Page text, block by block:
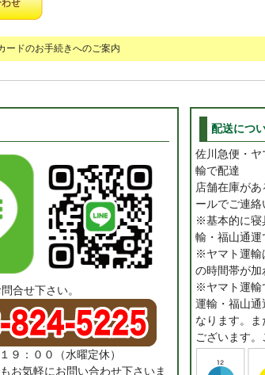
ードのお手続きへのご案内
合せ下さい。
９：００（水曜定休）
お気軽にお問い合わせ下さいま
配送につ
佐川急便・
輸で配達
店舗在庫が
ールでご連
※基本的に寝
輸・福山通
※ヤマト運輸
の時間帯が
※ヤマト運輸
運輸・福山
なります。
ございます